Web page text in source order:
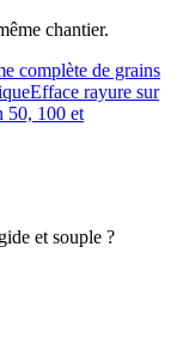
chantier.
complète de grains
Efface rayure sur
50, 100 et
et souple ?